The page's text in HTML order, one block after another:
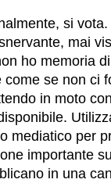
si
mai
ho memoria
se non ci
in moto
mediatico per
importante
in una